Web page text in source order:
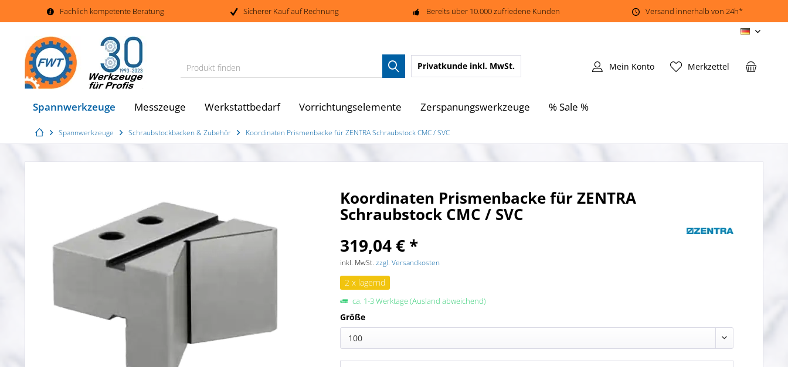
Fachlich kompetente Beratung Sicherer Kauf auf Rechnung Bereits über 10.000 zufriedene Kunden Versand innerhalb von 24h*
DE
Produkt finden Merkzettel
Mein Konto
Privatkunde inkl. MwSt.
Spannwerkzeuge Messzeuge Werkstattbedarf Vorrichtungselemente Zerspanungswerkzeuge % Sale %
Spannwerkzeuge Schraubstockbacken & Zubehör Koordinaten Prismenbacke für ZENTRA Schraubstock CMC / SVC
Koordinaten Prismenbacke für ZENTRA
Schraubstock CMC / SVC
319,04 € *
inkl. MwSt.zzgl. Versandkosten
2 x lagernd
ca. 1-3 Werktage (Ausland abweichend)
Größe
100